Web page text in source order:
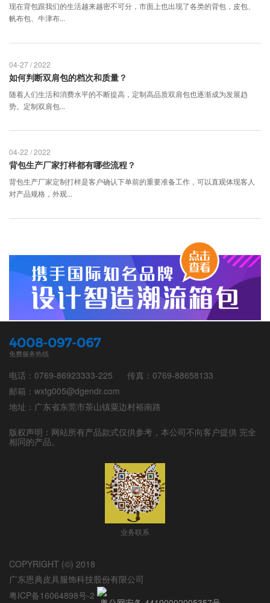
现在背包跟我们的生活越来越密不可分，市面上也出现了各类的背包，皮包、
帆布包、牛津布...
如何判断双肩包的档次和质量？
随着人们生活和消费水平的不断提高，定制高品质双肩包也逐渐成为发展趋
势。定制双肩包...
04-27 / 2022
背包生产厂家打样都有哪些流程？
背包生产厂家定制打样是客户确认下单前的重要准备工作，可以直观体现客人
对产品规格，外观...
04-22 / 2022
电话：0769-86923333-225
传真：0769-88658133
邮箱：wxtg005@dgendr.com
地址：广东省东莞市茶山镇粟边村裕南路
版权声明：网站所有产品款式仅供参考，本公司不向客户提供 完全
相同的产品。
4008-097-067
免费服务热线
业务联系
COPYRIGHT (©) 2018
广东恩典皮具服饰科技股份有限公司
粤ICP备16064898号-2